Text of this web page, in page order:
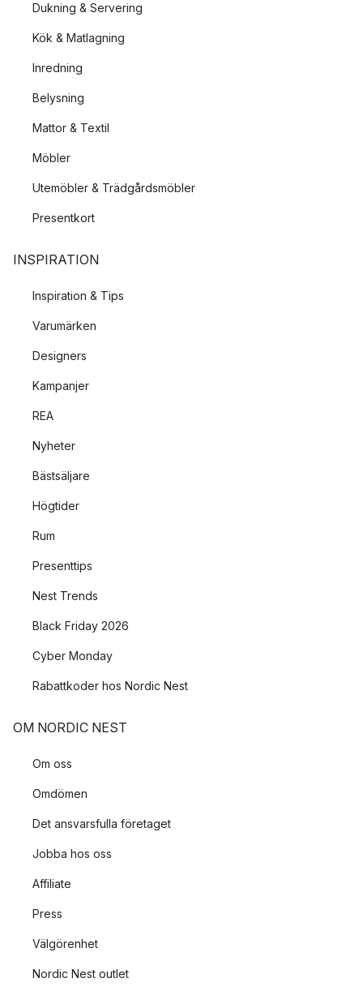
Dukning & Servering
Kök & Matlagning
Inredning
Belysning
Mattor & Textil
Möbler
Utemöbler & Trädgårdsmöbler
Presentkort
INSPIRATION
Inspiration & Tips
Varumärken
Designers
Kampanjer
REA
Nyheter
Bästsäljare
Högtider
Rum
Presenttips
Nest Trends
Black Friday 2026
Cyber Monday
Rabattkoder hos Nordic Nest
OM NORDIC NEST
Om oss
Omdömen
Det ansvarsfulla företaget
Jobba hos oss
Affiliate
Press
Välgörenhet
Nordic Nest outlet